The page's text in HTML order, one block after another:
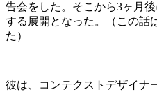
告会をした。そこから3ヶ月
する展開となった。（この話
た）
彼は、コンテクストデザイナ